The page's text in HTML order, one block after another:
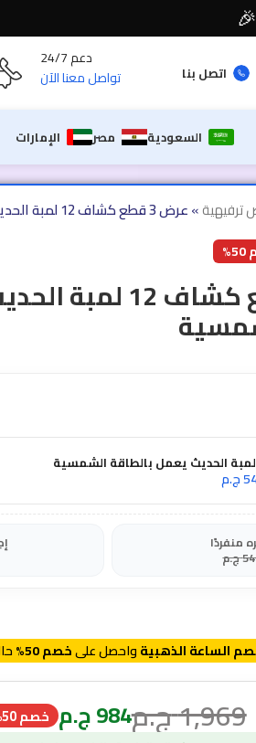
اتصل بنا
دعم 24/7
تواصل معنا الآن
السعودية مصر الإمارات
ترفيهية»عرض 3 قطع كشاف 12 لمبة الحديث يعمل بالطاقة الشمسية
عرض 3 قطع كشاف 12
ج.م
منفردًا
ج.م
الساعة الذهبيةواحصل علىخصم 50%
1,969ج.م984ج.م خصم 50% 🔥